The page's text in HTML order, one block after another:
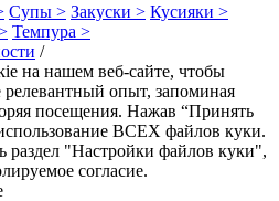
Супы > Закуски > Кусияки >
Темпура >
/
на нашем веб-сайте, чтобы
релевантный опыт, запоминая
посещения. Нажав “Принять
ВСЕХ файлов куки.
раздел "Настройки файлов куки",
согласие.